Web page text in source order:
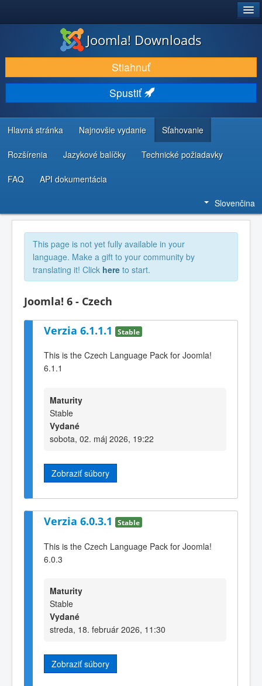
STIAHNUŤ & ROZŠÍRIŤ
OBJAVUJTE & UČTE SA
KOMUNITA & PODPORA
ZDROJE INFORMÁCIÍ PRE VÝVOJÁROV
Joomla! Downloads
Stiahnuť
Spustiť
Hlavná stránka Najnovšie vydanie Sťahovanie
Rozšírenia Jazykové balíčky Technické požiadavky
FAQ API dokumentácia
Slovenčina
This page is not yet fully available in your
language. Make a gift to your community by
translating it! Click here to start.
Joomla! 6 - Czech
Verzia 6.1.1.1 Stable
This is the Czech Language Pack for Joomla!
6.1.1
Maturity
Stable
Vydané
sobota, 02. máj 2026, 19:22
Zobraziť súbory
Verzia 6.0.3.1 Stable
This is the Czech Language Pack for Joomla!
6.0.3
Maturity
Stable
Vydané
streda, 18. február 2026, 11:30
Zobraziť súbory